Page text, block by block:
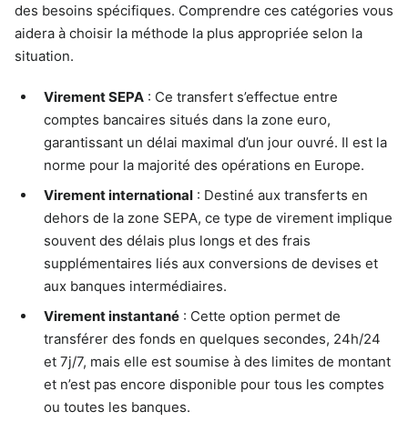
des besoins spécifiques. Comprendre ces catégories vous
aidera à choisir la méthode la plus appropriée selon la
situation.
Virement SEPA : Ce transfert s’effectue entre
comptes bancaires situés dans la zone euro,
garantissant un délai maximal d’un jour ouvré. Il est la
norme pour la majorité des opérations en Europe.
Virement international : Destiné aux transferts en
dehors de la zone SEPA, ce type de virement implique
souvent des délais plus longs et des frais
supplémentaires liés aux conversions de devises et
aux banques intermédiaires.
Virement instantané : Cette option permet de
transférer des fonds en quelques secondes, 24h/24
et 7j/7, mais elle est soumise à des limites de montant
et n’est pas encore disponible pour tous les comptes
ou toutes les banques.